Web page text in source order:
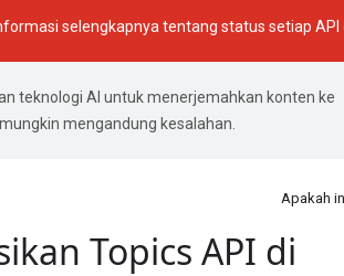
selengkapnya tentang status setiap API
teknologi AI untuk menerjemahkan konten ke
mengandung kesalahan.
Apakah
Topics API di